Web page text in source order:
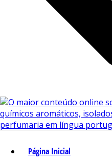
Página Inicial